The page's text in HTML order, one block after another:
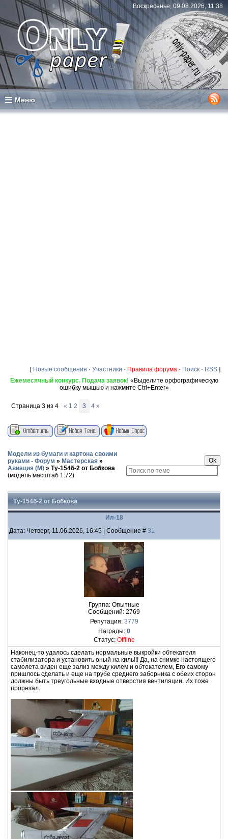
Воскресенье, 09.08.2026, 11:38
Меню
[ Новые сообщения · Участники · Правила форума · Поиск · RSS ]
Ежемесячный конкурс. Подача заявок! «Выделите орфографическую
ошибку мышью и нажмите Ctrl+Enter»
Страница 3 из 4 « 1 2 3 4 »
Модели из бумаги и картона своими
руками - Форум » Мастерская »
Авиация (М) » Ту-154б-2 от Бобкова
(модель масштаб 1:72)
Ту-154б-2 от Бобкова
Ил-18
Дата: Четверг, 11.06.2026, 16:45 | Сообщение # 31
Группа: Опытные
Сообщений: 2769
Репутация: 3779
Награды: 0
Статус: Offline
Наконец-то удалось сделать нормальные выкройки обтекателя
стабилизатора и установить оный на киль!!! Да, на снимке настоящего
самолета виден еще зализ между килем и обтекателем, Его самому
пришлось сделать и еще на трубе среднего заборника с обеих сторон
должны быть треугольные входные отверстия вентиляции. Их тоже
прорезал.